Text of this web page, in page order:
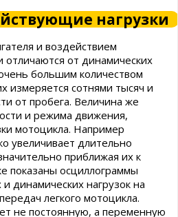
нагрузки
и воздействием
от динамических
большим количеством
измеряется сотнями тысяч и
от пробега. Величина же
и режима движения,
мотоцикла. Например
увеличивает длительно
приближая их к
показаны осциллограммы
динамических нагрузок на
легкого мотоцикла.
не постоянную, а переменную